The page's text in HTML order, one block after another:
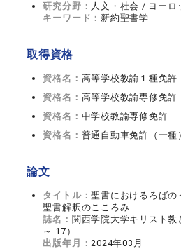
研究分野： 人文・社会 / ヨーロ
キーワード： 新約聖書学
取得資格
資格名： 高等学校教諭１種免許
資格名： 高等学校教諭専修免許
資格名： 中学校教諭専修免許
資格名： 普通自動車免許（一種
論文
タイトル：聖書におけるろば
聖書解釈のこころみ
誌名： 関西学院大学キリスト
～ 17）
出版年月：2024年03月